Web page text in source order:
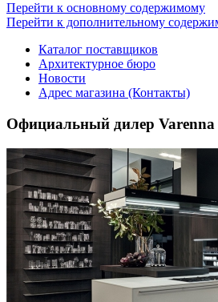
Перейти к основному содержимому
Перейти к дополнительному
Каталог поставщиков
Архитектурное бюро
Новости
Адрес магазина (Контакты)
Официальный дилер Varenna